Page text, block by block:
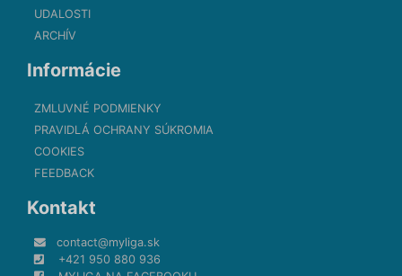
UDALOSTI
ARCHÍV
Informácie
ZMLUVNÉ PODMIENKY
PRAVIDLÁ OCHRANY SÚKROMIA
COOKIES
FEEDBACK
Kontakt
contact@myliga.sk
+421 950 880 936